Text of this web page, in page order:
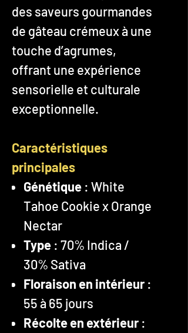
des saveurs gourmandes
de gâteau crémeux à une
touche d’agrumes,
offrant une expérience
sensorielle et culturale
exceptionnelle.
Caractéristiques
principales
Génétique : White
Tahoe Cookie x Orange
Nectar
Type : 70% Indica /
30% Sativa
Floraison en intérieur :
55 à 65 jours
Récolte en extérieur :